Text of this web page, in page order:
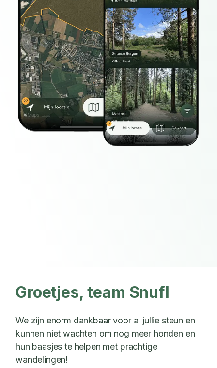
Groetjes, team Snufl
We zijn enorm dankbaar voor al jullie steun en
kunnen niet wachten om nog meer honden en
hun baasjes te helpen met prachtige
wandelingen!